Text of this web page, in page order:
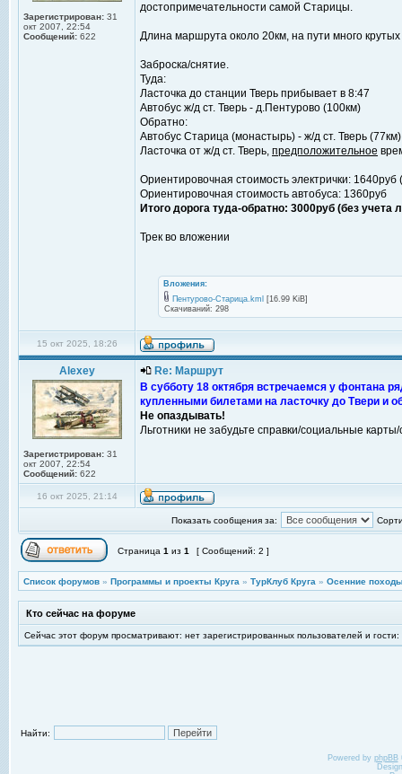
Зарегистрирован: 31
окт 2007, 22:54
Сообщений: 622
достопримечательности самой Старицы.
Длина маршрута около 20км, на пути много
Заброска/снятие.
Туда:
Ласточка до станции Тверь прибывает в 8:47
Автобус ж/д ст. Тверь - д.Пентурово (100км)
Обратно:
Автобус Старица (монастырь) - ж/д ст. Тверь (77км)
Ласточка от ж/д ст. Тверь, предположительное
Ориентировочная стоимость электрички: 1640руб
Ориентировочная стоимость автобуса: 1360руб
Итого дорога туда-обратно: 3000руб (без учета
Трек во вложении
Вложения:
Пентурово-Старица.kml
[16.99 KiB]
Скачиваний: 298
15 окт 2025, 18:26
Alexey
Зарегистрирован: 31
окт 2007, 22:54
Сообщений: 622
Re: Маршрут
В субботу 18 октября встречаемся у фонтана
купленными билетами на ласточку до Твери и
Не опаздывать!
Льготники не забудьте справки/социальные
16 окт 2025, 21:14
Показать сообщения за:
Страница 1 из 1 [ Сообщений: 2 ]
Список форумов » Программы и проекты Круга » ТурКлуб Круга » Осенние
Кто сейчас на форуме
Сейчас этот форум просматривают: нет зарегистрированных пользователей и гости:
Найти:
Powered by phpBB